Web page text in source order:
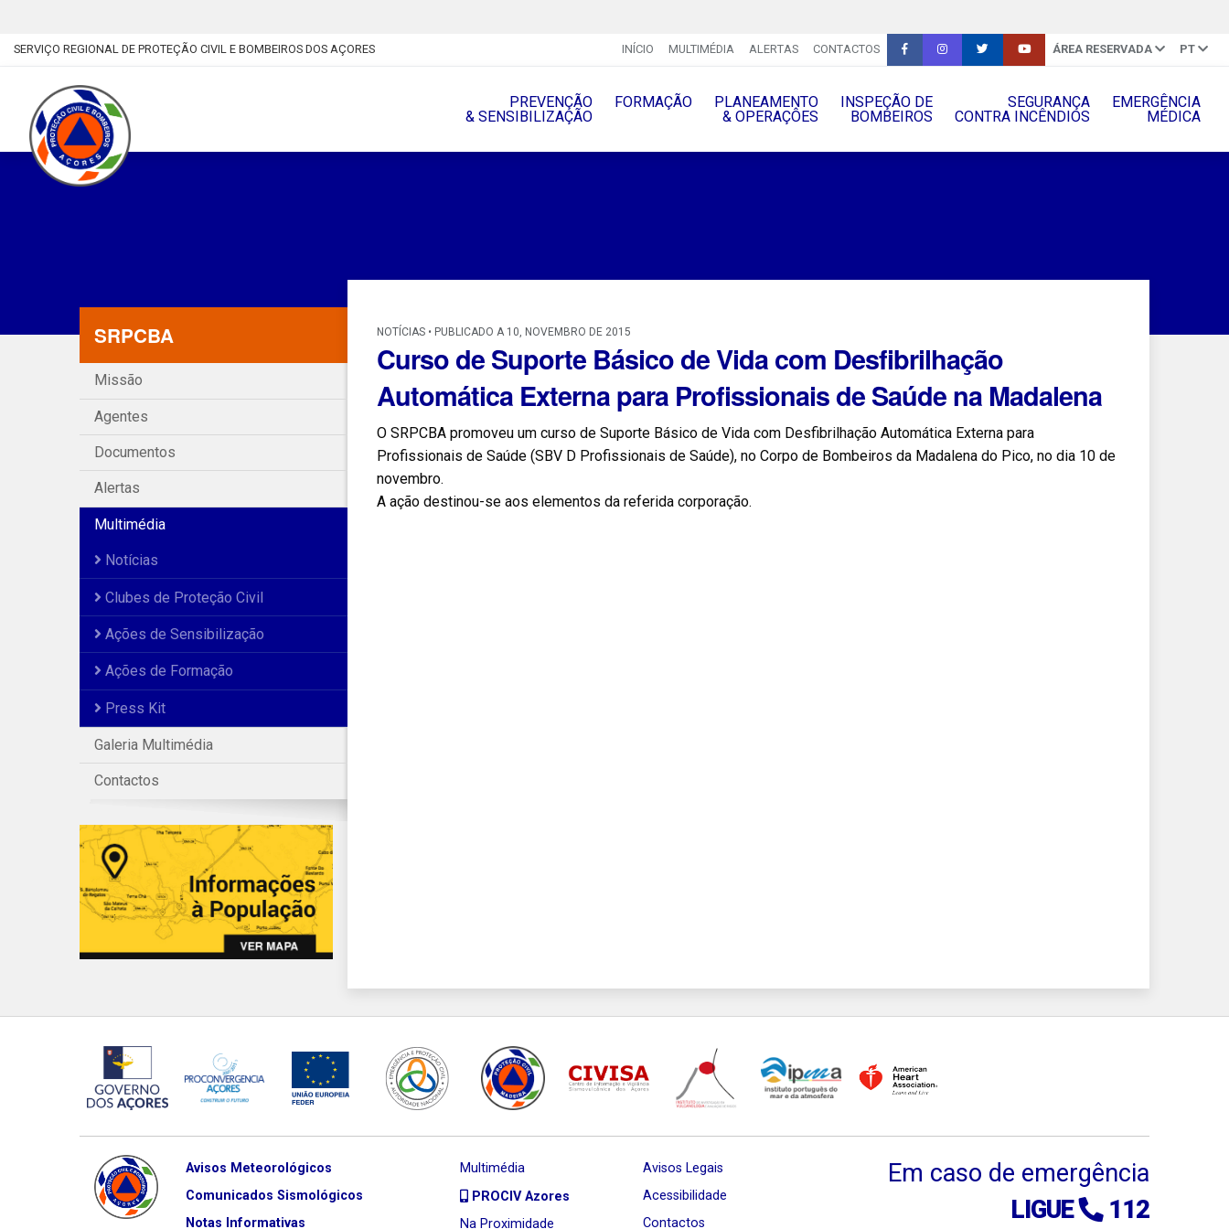
SERVIÇO REGIONAL DE PROTEÇÃO CIVIL E BOMBEIROS DOS AÇORES INÍCIO MULTIMÉDIA ALERTAS CONTACTOS ÁREA RESERVADA PT
PREVENÇÃO
& SENSIBILIZAÇÃO
FORMAÇÃO
PLANEAMENTO
& OPERAÇÔES
INSPEÇÃO DE
BOMBEIROS
SEGURANÇA
CONTRA INCÊNDIOS
EMERGÊNCIA
MÉDICA
SRPCBA
Missão
Agentes
Documentos
Alertas
Multimédia
Notícias
Clubes de Proteção Civil
Ações de Sensibilização
Ações de Formação
Press Kit
Galeria Multimédia
Contactos
NOTÍCIAS • PUBLICADO A 10, NOVEMBRO DE 2015
Curso de Suporte Básico de Vida com Desfibrilhação
Automática Externa para Profissionais de Saúde na Madalena
O SRPCBA promoveu um curso de Suporte Básico de Vida com Desfibrilhação Automática Externa para
Profissionais de Saúde (SBV D Profissionais de Saúde), no Corpo de Bombeiros da Madalena do Pico, no dia 10 de
novembro.
A ação destinou-se aos elementos da referida corporação.
Avisos Meteorológicos
Comunicados Sismológicos
Notas Informativas
Multimédia
PROCIV Azores
Na Proximidade
Avisos Legais
Acessibilidade
Contactos
Em caso de emergência
LIGUE
112